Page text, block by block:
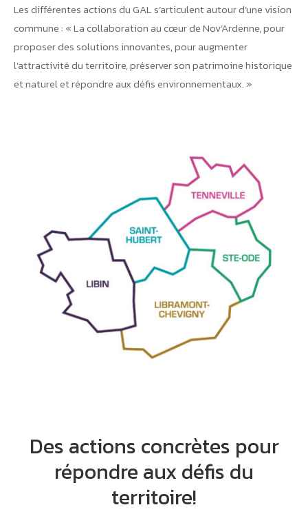
Les différentes actions du GAL s’articulent autour d’une vision
commune : « La collaboration au cœur de Nov’Ardenne, pour
proposer des solutions innovantes, pour augmenter
l’attractivité du territoire, préserver son patrimoine historique
et naturel et répondre aux défis environnementaux. »
Des actions concrètes pour
répondre aux défis du
territoire!